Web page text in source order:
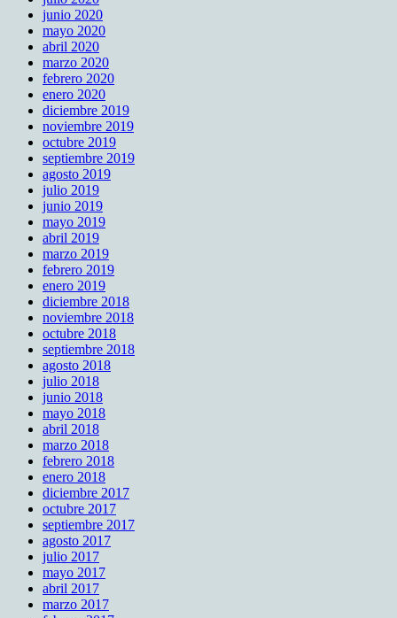
junio 2020
mayo 2020
abril 2020
marzo 2020
febrero 2020
enero 2020
diciembre 2019
noviembre 2019
octubre 2019
septiembre 2019
agosto 2019
julio 2019
junio 2019
mayo 2019
abril 2019
marzo 2019
febrero 2019
enero 2019
diciembre 2018
noviembre 2018
octubre 2018
septiembre 2018
agosto 2018
julio 2018
junio 2018
mayo 2018
abril 2018
marzo 2018
febrero 2018
enero 2018
diciembre 2017
octubre 2017
septiembre 2017
agosto 2017
julio 2017
mayo 2017
abril 2017
marzo 2017